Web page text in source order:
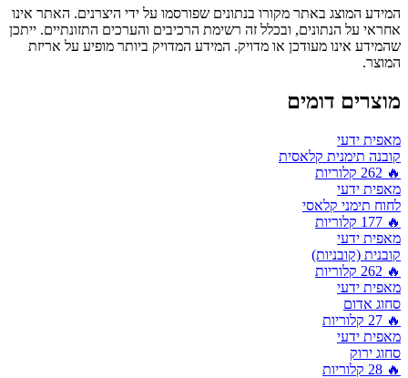
המידע המוצג באתר מקורו בנתונים שפורסמו על ידי היצרנים. האתר אינו
אחראי על הנתונים, ובכלל זה רשימת הרכיבים והערכים התזונתיים. ייתכן
שהמידע אינו מעודכן או מדויק. המידע המדויק ביותר מופיע על אריזת
המוצר.
מוצרים דומים
מאפית ידעי
קובנה תימנית קלאסית
🔥
262 קלוריות
מאפית ידעי
לחוח תימני קלאסי
🔥
177 קלוריות
מאפית ידעי
קובנית (קובניות)
🔥
262 קלוריות
מאפית ידעי
סחוג אדום
🔥
27 קלוריות
מאפית ידעי
סחוג ירוק
🔥
28 קלוריות